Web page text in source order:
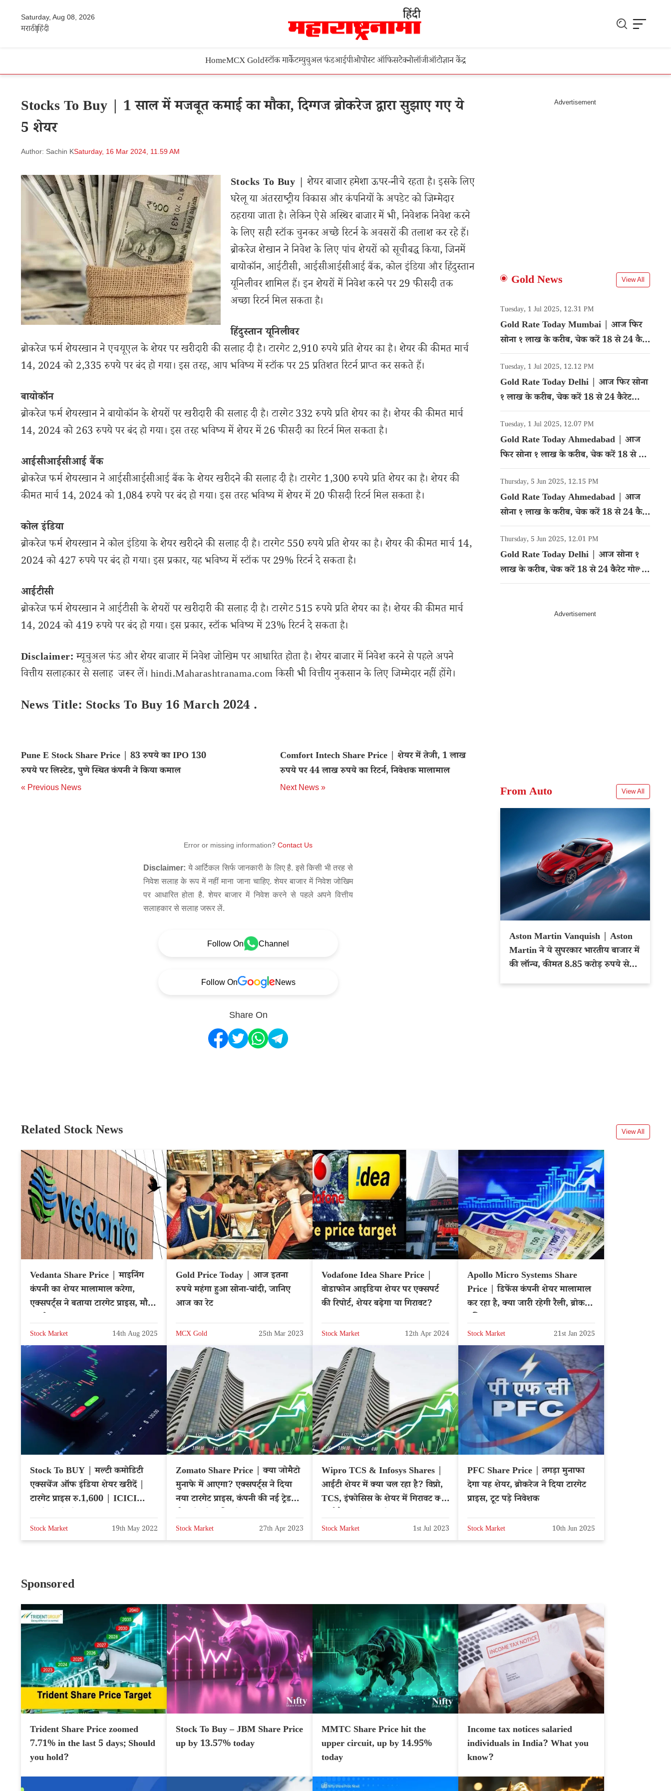
Saturday, Aug 08, 2026
मराठीहिंदी
HomeMCX Goldस्टॉक मार्केटम्युचुअल फंडआईपीओपोस्ट ऑफिसटेक्नोलॉजीऑटोज्ञान केंद्र
Stocks To Buy | 1 साल में मजबूत कमाई का मौका, दिग्गज ब्रोकरेज द्वारा सुझाए गए ये
5 शेयर
Author: Sachin KSaturday, 16 Mar 2024, 11.59 AM
Stocks To Buy | शेयर बाजार हमेशा ऊपर-नीचे रहता है। इसके लिए
घरेलू या अंतरराष्ट्रीय विकास और कंपनियों के अपडेट को जिम्मेदार
ठहराया जाता है। लेकिन ऐसे अस्थिर बाजार में भी, निवेशक निवेश करने
के लिए सही स्टॉक चुनकर अच्छे रिटर्न के अवसरों की तलाश कर रहे हैं।
ब्रोकरेज शेखान ने निवेश के लिए पांच शेयरों को सूचीबद्ध किया, जिनमें
बायोकॉन, आईटीसी, आईसीआईसीआई बैंक, कोल इंडिया और हिंदुस्तान
यूनिलीवर शामिल हैं। इन शेयरों में निवेश करने पर 29 फीसदी तक
अच्छा रिटर्न मिल सकता है।
हिंदुस्तान यूनिलीवर
ब्रोकरेज फर्म शेयरखान ने एचयूएल के शेयर पर खरीदारी की सलाह दी है। टारगेट 2,910 रुपये प्रति शेयर का है। शेयर की कीमत मार्च
14, 2024 को 2,335 रुपये पर बंद हो गया। इस तरह, आप भविष्य में स्टॉक पर 25 प्रतिशत रिटर्न प्राप्त कर सकते हैं।
बायोकॉन
ब्रोकरेज फर्म शेयरखान ने बायोकॉन के शेयरों पर खरीदारी की सलाह दी है। टारगेट 332 रुपये प्रति शेयर का है। शेयर की कीमत मार्च
14, 2024 को 263 रुपये पर बंद हो गया। इस तरह भविष्य में शेयर में 26 फीसदी का रिटर्न मिल सकता है।
आईसीआईसीआई बैंक
ब्रोकरेज फर्म शेयरखान ने आईसीआईसीआई बैंक के शेयर खरीदने की सलाह दी है। टारगेट 1,300 रुपये प्रति शेयर का है। शेयर की
कीमत मार्च 14, 2024 को 1,084 रुपये पर बंद हो गया। इस तरह भविष्य में शेयर में 20 फीसदी रिटर्न मिल सकता है।
कोल इंडिया
ब्रोकरेज फर्म शेयरखान ने कोल इंडिया के शेयर खरीदने की सलाह दी है। टारगेट 550 रुपये प्रति शेयर का है। शेयर की कीमत मार्च 14,
2024 को 427 रुपये पर बंद हो गया। इस प्रकार, यह भविष्य में स्टॉक पर 29% रिटर्न दे सकता है।
आईटीसी
ब्रोकरेज फर्म शेयरखान ने आईटीसी के शेयरों पर खरीदारी की सलाह दी है। टारगेट 515 रुपये प्रति शेयर का है। शेयर की कीमत मार्च
14, 2024 को 419 रुपये पर बंद हो गया। इस प्रकार, स्टॉक भविष्य में 23% रिटर्न दे सकता है।
Disclaimer:म्यूचुअल फंड और शेयर बाजार में निवेश जोखिम पर आधारित होता है। शेयर बाजार में निवेश करने से पहले अपने
वित्तीय सलाहकार से सलाह जरूर लें। hindi.Maharashtranama.com किसी भी वित्तीय नुकसान के लिए जिम्मेदार नहीं होंगे।
News Title: Stocks To Buy 16 March 2024 .
Pune E Stock Share Price | 83 रुपये का IPO 130
रुपये पर लिस्टेड, पुणे स्थित कंपनी ने किया कमाल
« Previous News
Comfort Intech Share Price | शेयर में तेजी, 1 लाख
रुपये पर 44 लाख रुपये का रिटर्न, निवेशक मालामाल
Next News »
Error or missing information? Contact Us
Disclaimer: ये आर्टिकल सिर्फ जानकारी के लिए है. इसे किसी भी तरह से
निवेश सलाह के रूप में नहीं माना जाना चाहिए. शेयर बाजार में निवेश जोखिम
पर आधारित होता है. शेयर बाजार में निवेश करने से पहले अपने वित्तीय
सलाहकार से सलाह जरूर लें.
Follow On Channel
Follow On News
Share On
Gold News View All
Tuesday, 1 Jul 2025, 12.31 PM
Gold Rate Today Mumbai | आज फिर
सोना १ लाख के करीब, चेक करें 18 से 24 कैरेट
गोल्ड का रेट
Tuesday, 1 Jul 2025, 12.12 PM
Gold Rate Today Delhi | आज फिर सोना
१ लाख के करीब, चेक करें 18 से 24 कैरेट
गोल्ड का रेट
Tuesday, 1 Jul 2025, 12.07 PM
Gold Rate Today Ahmedabad | आज
फिर सोना १ लाख के करीब, चेक करें 18 से 24
कैरेट गोल्ड का रेट
Thursday, 5 Jun 2025, 12.15 PM
Gold Rate Today Ahmedabad | आज
सोना १ लाख के करीब, चेक करें 18 से 24 कैरेट
गोल्ड का रेट
Thursday, 5 Jun 2025, 12.01 PM
Gold Rate Today Delhi | आज सोना १
लाख के करीब, चेक करें 18 से 24 कैरेट गोल्ड
का रेट
From Auto View All
Aston Martin Vanquish | Aston
Martin ने ये सुपरकार भारतीय बाजार में
की लॉन्च, कीमत 8.85 करोड़ रुपये से
Related Stock News View All
Vedanta Share Price | माइनिंग
कंपनी का शेयर मालामाल करेगा,
एक्सपर्ट्स ने बताया टारगेट प्राइस, मौका
Stock Market 14th Aug 2025
Gold Price Today | आज इतना
रुपये महंगा हुआ सोना-चांदी, जानिए
आज का रेट
MCX Gold 25th Mar 2023
Vodafone Idea Share Price |
वोडाफोन आइडिया शेयर पर एक्सपर्ट
की रिपोर्ट, शेयर बढ़ेगा या गिरावट?
Stock Market 12th Apr 2024
Apollo Micro Systems Share
Price | डिफेंस कंपनी शेयर मालामाल
कर रहा है, क्या जारी रहेगी रैली, ब्रोकरेज
Stock Market 21st Jan 2025
Stock To BUY | मल्टी कमोडिटी
एक्सचेंज ऑफ इंडिया शेयर खरीदें |
टारगेट प्राइस रु.1,600 | ICICI
Stock Market 19th May 2022
Zomato Share Price | क्या जोमैटो
मुनाफे में आएगा? एक्सपर्ट्स ने दिया
नया टारगेट प्राइस, कंपनी की नई ट्रेड
Stock Market 27th Apr 2023
Wipro TCS & Infosys Shares |
आईटी शेयर में क्या चल रहा है? विप्रो,
TCS, इंफोसिस के शेयर में गिरावट क्यों
Stock Market 1st Jul 2023
PFC Share Price | तगड़ा मुनाफा
देगा यह शेयर, ब्रोकरेज ने दिया टारगेट
प्राइस, टूट पड़े निवेशक
Stock Market 10th Jun 2025
Sponsored
Trident Share Price zoomed
7.71% in the last 5 days; Should
you hold?
Stock To Buy – JBM Share Price
up by 13.57% today
MMTC Share Price hit the
upper circuit, up by 14.95%
today
Income tax notices salaried
individuals in India? What you
know?